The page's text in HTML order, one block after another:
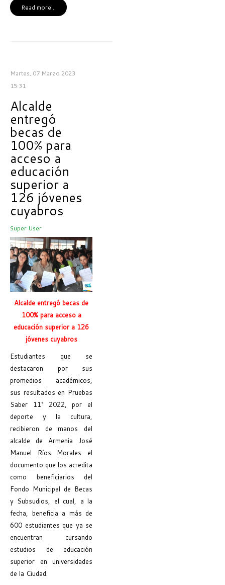
Read more...
Martes, 07 Marzo 2023
15:31
Alcalde
entregó
becas de
100% para
acceso a
educación
superior a
126 jóvenes
cuyabros
Super User
Alcalde entregó becas de
100% para acceso a
educación superior a 126
jóvenes cuyabros
Estudiantes que se
destacaron por sus
promedios académicos,
sus resultados en Pruebas
Saber 11° 2022, por el
deporte y la cultura,
recibieron de manos del
alcalde de Armenia José
Manuel Ríos Morales el
documento que los acredita
como beneficiarios del
Fondo Municipal de Becas
y Subsudios, el cual, a la
fecha, beneficia a más de
600 estudiantes que ya se
encuentran cursando
estudios de educación
superior en universidades
de la Ciudad.